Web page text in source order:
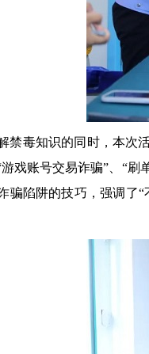
毒知识的同时，本次活
戏账号交易诈骗”、“
骗陷阱的技巧，强调了